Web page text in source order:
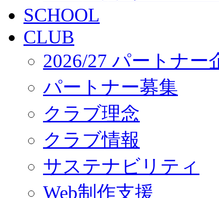
SCHOOL
CLUB
2026/27 パートナー
パートナー募集
クラブ理念
クラブ情報
サステナビリティ
Web制作支援